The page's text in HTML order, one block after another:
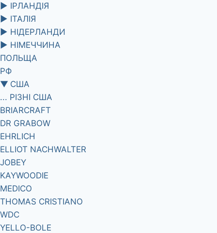
► ІРЛАНДІЯ
► ІТАЛІЯ
► НІДЕРЛАНДИ
► НІМЕЧЧИНА
ПОЛЬЩА
РФ
▼ США
... РІЗНІ США
BRIARCRAFT
DR GRABOW
EHRLICH
ELLIOT NACHWALTER
JOBEY
KAYWOODIE
MEDICO
THOMAS CRISTIANO
WDC
YELLO-BOLE